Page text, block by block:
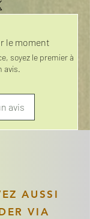
le moment
soyez le premier à
avis.
avis
AUSSI
VIA